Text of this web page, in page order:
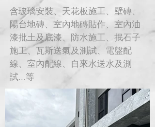
含玻璃安裝、天花板施工、壁磚、
陽台地磚、室內地磚貼作、室內油
漆批土及底漆、防水施工、抿石子
施工、瓦斯送氣及測試、電盤配
線、室內配線、自來水送水及測
試...等